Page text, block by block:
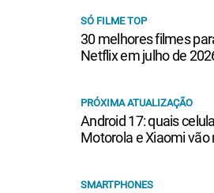
SÓ FILME TOP
30 melhores filmes
Netflix em julho de
PRÓXIMA ATUALIZAÇÃO
Android 17: quais
Motorola e Xiaomi vão
SMARTPHONES